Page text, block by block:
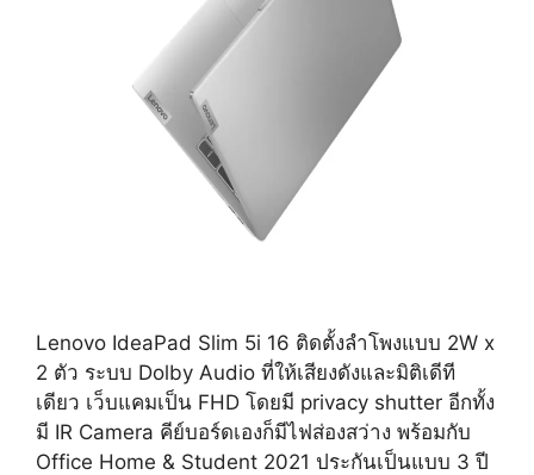
Lenovo IdeaPad Slim 5i 16 ติดตั้งลำโพงแบบ 2W x
2 ตัว ระบบ Dolby Audio ที่ให้เสียงดังและมิติเดีที
เดียว เว็บแคมเป็น FHD โดยมี privacy shutter อีกทั้ง
มี IR Camera คีย์บอร์ดเองก็มีไฟส่องสว่าง พร้อมกับ
Office Home & Student 2021 ประกันเป็นแบบ 3 ปี